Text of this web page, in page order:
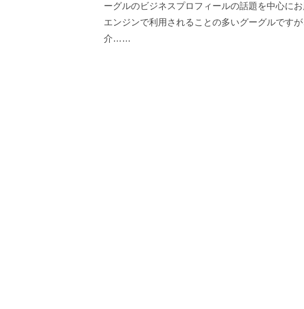
ーグルのビジネスプロフィールの話題を中心に
エンジンで利用されることの多いグーグルです
介……